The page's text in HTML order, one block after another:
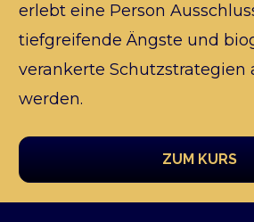
erlebt eine Person
tiefgreifende Ängste und
verankerte Schutzstrategien
werden.
ZUM KURS